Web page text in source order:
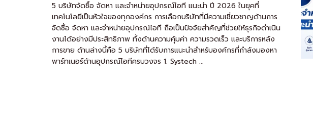
5 บริษัทจัดซื้อ จัดหา และจำหน่ายอุปกรณ์ไอที แนะนำ ปี 2026 ในยุคที่
เทคโนโลยีเป็นหัวใจของทุกองค์กร การเลือกบริษัทที่มีความเชี่ยวชาญด้านการ
จัดซื้อ จัดหา และจำหน่ายอุปกรณ์ไอที ถือเป็นปัจจัยสำคัญที่ช่วยให้ธุรกิจดำเนิน
งานได้อย่างมีประสิทธิภาพ ทั้งด้านความคุ้มค่า ความรวดเร็ว และบริการหลัง
การขาย ด้านล่างนี้คือ 5 บริษัทที่ได้รับการแนะนำสำหรับองค์กรที่กำลังมองหา
พาร์ทเนอร์ด้านอุปกรณ์ไอทีครบวงจร 1. Systech ...